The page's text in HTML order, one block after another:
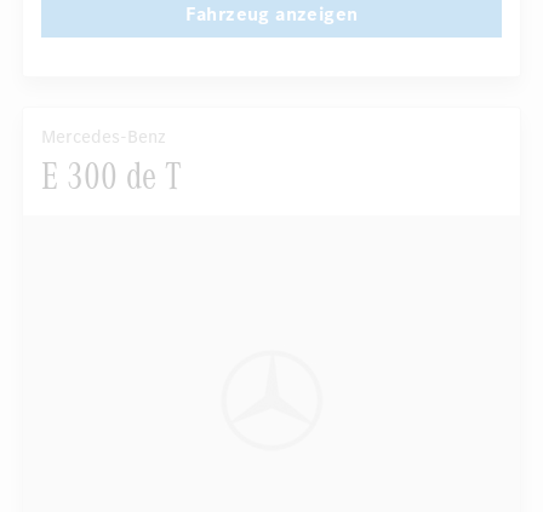
Fahrzeug anzeigen
Mercedes-Benz
E 300 de T